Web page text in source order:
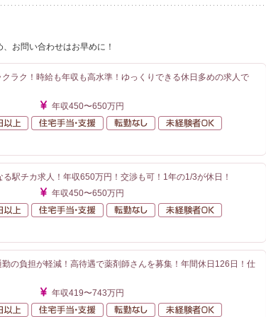
お問い合わせはお早めに！
ラク！時給も年収も高水準！ゆっくりできる休日多めの求人で
年収450〜650万円
年間休日120日以上 住宅手当・支援 転勤なし
る駅チカ求人！年収650万円！交渉も可！1年の1/3が休日！
年収450〜650万円
年間休日120日以上 住宅手当・支援 転勤なし
勤の負担が軽減！高待遇で薬剤師さんを募集！年間休日126日！仕
年収419〜743万円
年間休日120日以上 住宅手当・支援 転勤なし